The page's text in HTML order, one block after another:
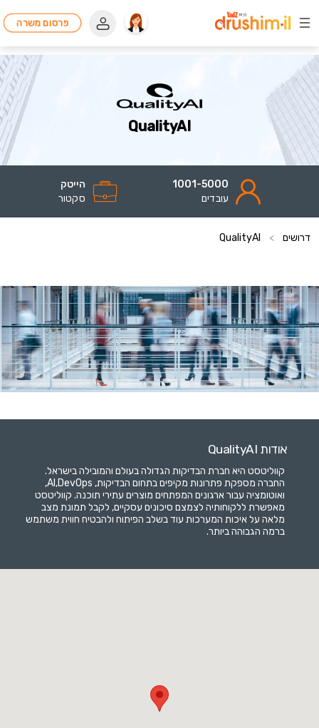
פרסום משרה
QualityAI
1001-5000
עובדים
הייטק
סקטור
דרושים >
QualityAI
אודות QualityAI
קווליטסט היא חברת הבדיקות הגדולה בעולם והמובילה בישראל.
החברה מספקת פתרונות מקיפים בתחום הבדיקות, AI,DevOps,
ואוטומציה עבור ארגונים המפתחים מוצרים עתירי תוכנה. קווליטסט
מאפשרת ללקוחותיה לצמצם סיכונים עסקיים, לקבל תמונת מצב
מלאה על איכות המערכות עוד בשלב הפיתוח ולהבטיח חווית משתמש
ברמה הגבוהה ביותר.